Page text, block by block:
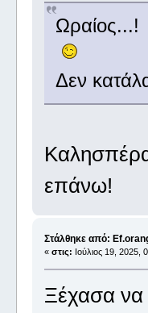
Ωραίος...!
Δεν
επάνω!
Στάλθηκε από:
« στις: Ιούλιος 19, 2025,
Ξέχασα να